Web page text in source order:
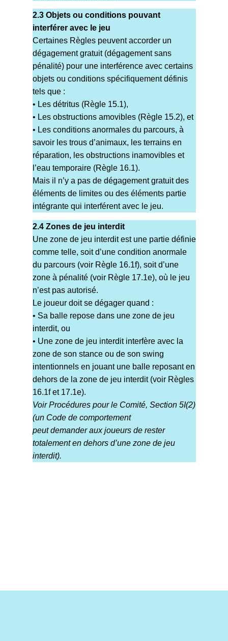
2.3 Objets ou conditions pouvant
interférer avec le jeu
Certaines Règles peuvent accorder un
dégagement gratuit (dégagement sans
pénalité) pour une interférence avec certains
objets ou conditions spécifiquement définis
tels que :
• Les détritus (Règle 15.1),
• Les obstructions amovibles (Règle 15.2), et
• Les conditions anormales du parcours, à
savoir les trous d’animaux, les terrains en
réparation, les obstructions inamovibles et
l’eau temporaire (Règle 16.1).
Mais il n’y a pas de dégagement gratuit des
éléments de limites ou des éléments partie
intégrante qui interférent avec le jeu.
2.4 Zones de jeu interdit
Une zone de jeu interdit est une partie définie
comme telle, soit d’une condition anormale
du parcours (voir Règle 16.1f), soit d’une
zone à pénalité (voir Règle 17.1e), où le jeu
n’est pas autorisé.
Le joueur doit se dégager quand :
• Sa balle repose dans une zone de jeu
interdit, ou
• Une zone de jeu interdit interfère avec la
zone de son stance ou de son swing
intentionnels en jouant une balle reposant en
dehors de la zone de jeu interdit (voir Règles
16.1f et 17.1e).
Voir Procédures pour le Comité, Section 5I(2)
(un Code de comportement
peut demander aux joueurs de rester
totalement en dehors d’une zone de jeu
interdit).